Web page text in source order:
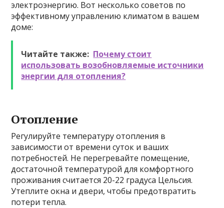
электроэнергию. Вот несколько советов по
эффективному управлению климатом в вашем
доме:
Читайте также: Почему стоит
использовать возобновляемые источники
энергии для отопления?
Отопление
Регулируйте температуру отопления в
зависимости от времени суток и ваших
потребностей. Не перегревайте помещение,
достаточной температурой для комфортного
проживания считается 20-22 градуса Цельсия.
Утеплите окна и двери, чтобы предотвратить
потери тепла.